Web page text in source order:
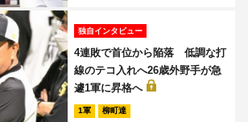
独自インタビュー
4連敗で首位から陥落 低調な打
線のテコ入れへ26歳外野手が急
遽1軍に昇格へ
1軍 柳町達